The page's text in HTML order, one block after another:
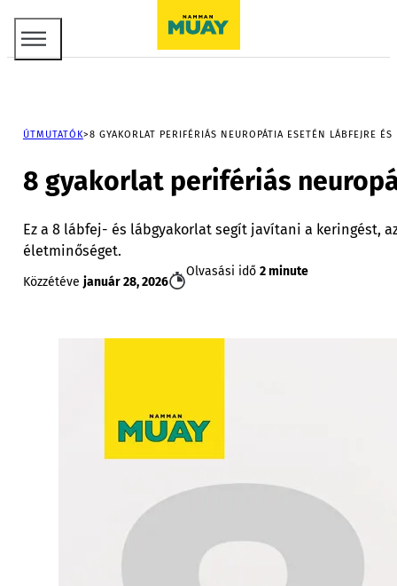
ÚTMUTATÓK 8 GYAKORLAT PERIFÉRIÁS NEUROPÁTIA ESETÉN LÁBFEJRE ÉS
8 gyakorlat perifériás
Ez a 8 lábfej- és lábgyakorlat segít javítani a keringést,
életminőséget.
Közzétéve január 28, 2026
Olvasási idő 2 minute